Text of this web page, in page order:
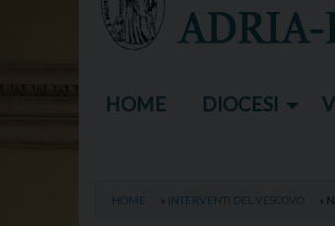
HOME DIOCESI
HOME » INTERVENTI DEL VESCOVO »